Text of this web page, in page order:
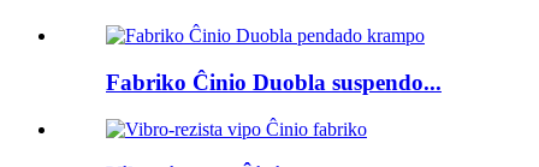
Fabriko Ĉinio Duobla suspendo...